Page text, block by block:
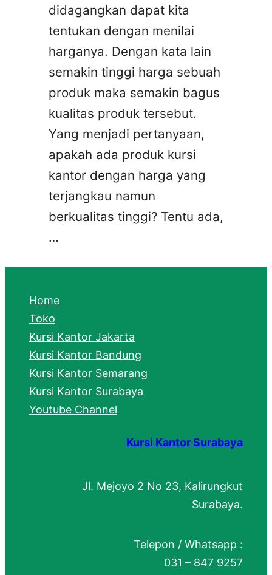
didagangkan dapat kita
tentukan dengan menilai
harganya. Dengan kata lain
semakin tinggi harga sebuah
produk maka semakin bagus
kualitas produk tersebut.
Yang menjadi pertanyaan,
apakah ada produk kursi
kantor dengan harga yang
terjangkau namun
berkualitas tinggi? Tentu ada,
…
Home
Toko
Kursi Kantor Jakarta
Kursi Kantor Bandung
Kursi Kantor Semarang
Kursi Kantor Surabaya
Youtube Channel
Kursi Kantor Surabaya
Jl. Mejoyo 2 No 23, Kalirungkut
Surabaya.
Telepon / Whatsapp :
031 – 847 9257